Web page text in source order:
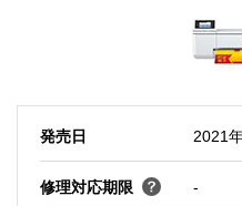
発売日 2021
修理対応期限 -